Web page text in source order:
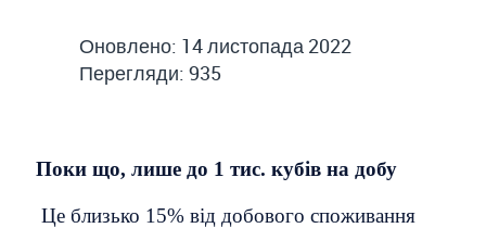
Оновлено: 14 листопада 2022
Перегляди: 935
Поки що, лише до 1 тис. кубів на добу
Це близько 15% від добового споживання